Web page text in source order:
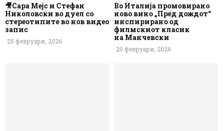
🎥Сара Мејс и Стефан
Николовски во дуел со
стереотипите во нов видео
запис
25 февруари, 2026
Во Италија промовирано
ново вино „Пред дождот“
инспирирано од
филмскиот класик
на Манчевски
20 февруари, 2026